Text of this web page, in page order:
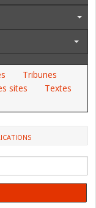
Tribunes
sites
Textes